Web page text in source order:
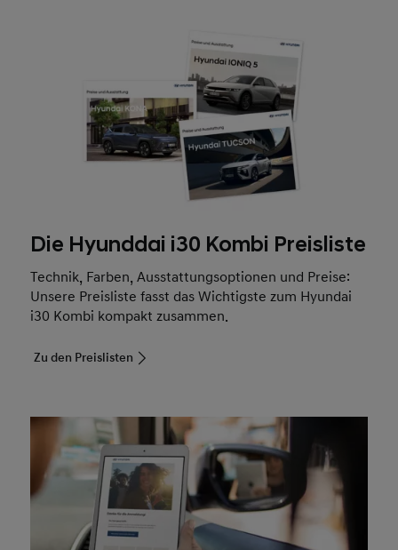
5 Jahre Mobilitätsgarantie*– im Falle einer Panne
sorgen wir dafür, dass dir schnell und
unkompliziert geholfen wird
5 Sicherheits-Checks*– einfach sorgenfrei
unterwegs sein
12 Jahre Garantie gegen Durchrostung– ganz
Mehr erfahren
Die Hyunddai i30 Kombi Preisliste
Technik, Farben, Ausstattungsoptionen und Preise:
Unsere Preisliste fasst das Wichtigste zum Hyundai
i30 Kombi kompakt zusammen.
Zu den Preislisten